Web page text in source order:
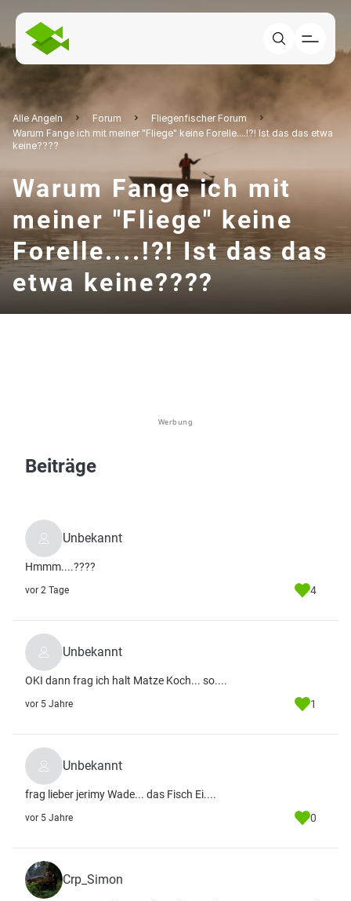
Alle Angeln Forum
Fliegenfischer Forum
Warum Fange ich mit meiner "Fliege" keine Forelle....!?! Ist das das etwa
keine????
Warum Fange ich mit
meiner "Fliege" keine
Forelle....!?! Ist das das
etwa keine????
Werbung
Beiträge
Unbekannt
Hmmm....????
vor 2 Tage 4
Unbekannt
OKI dann frag ich halt Matze Koch... so....
vor 5 Jahre 1
Unbekannt
frag lieber jerimy Wade... das Fisch Ei....
vor 5 Jahre 0
Crp_Simon